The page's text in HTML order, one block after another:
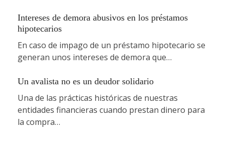
Intereses de demora abusivos en los préstamos
hipotecarios
En caso de impago de un préstamo hipotecario se
generan unos intereses de demora que…
Un avalista no es un deudor solidario
Una de las prácticas históricas de nuestras
entidades financieras cuando prestan dinero para
la compra…